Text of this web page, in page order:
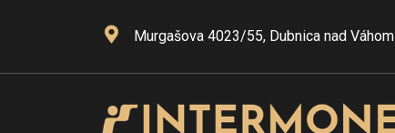
Murgašova 4023/55, Dubnica nad Váhom